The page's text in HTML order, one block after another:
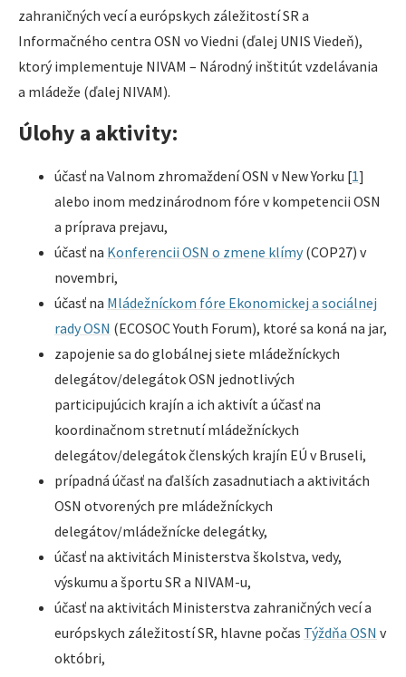
zahraničných vecí a európskych záležitostí SR a
Informačného centra OSN vo Viedni (ďalej UNIS Viedeň),
ktorý implementuje NIVAM – Národný inštitút vzdelávania
a mládeže (ďalej NIVAM).
Úlohy a aktivity:
účasť na Valnom zhromaždení OSN v New Yorku [1]
alebo inom medzinárodnom fóre v kompetencii OSN
a príprava prejavu,
účasť na Konferencii OSN o zmene klímy(COP27) v
novembri,
účasť na Mládežníckom fóre Ekonomickej a sociálnej
rady OSN (ECOSOC Youth Forum), ktoré sa koná na jar,
zapojenie sa do globálnej siete mládežníckych
delegátov/delegátok OSN jednotlivých
participujúcich krajín a ich aktivít a účasť na
koordinačnom stretnutí mládežníckych
delegátov/delegátok členských krajín EÚ v Bruseli,
prípadná účasť na ďalších zasadnutiach a aktivitách
OSN otvorených pre mládežníckych
delegátov/mládežnícke delegátky,
účasť na aktivitách Ministerstva školstva, vedy,
výskumu a športu SR a NIVAM-u,
účasť na aktivitách Ministerstva zahraničných vecí a
európskych záležitostí SR, hlavne počas Týždňa OSN v
októbri,